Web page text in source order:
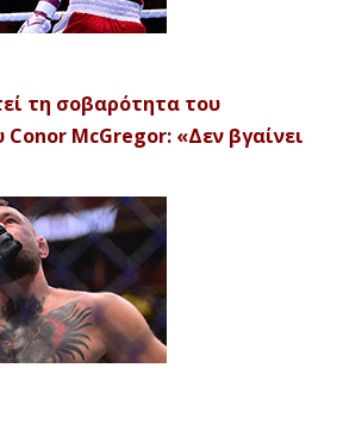
τη σοβαρότητα του
McGregor: «Δεν βγαίνει